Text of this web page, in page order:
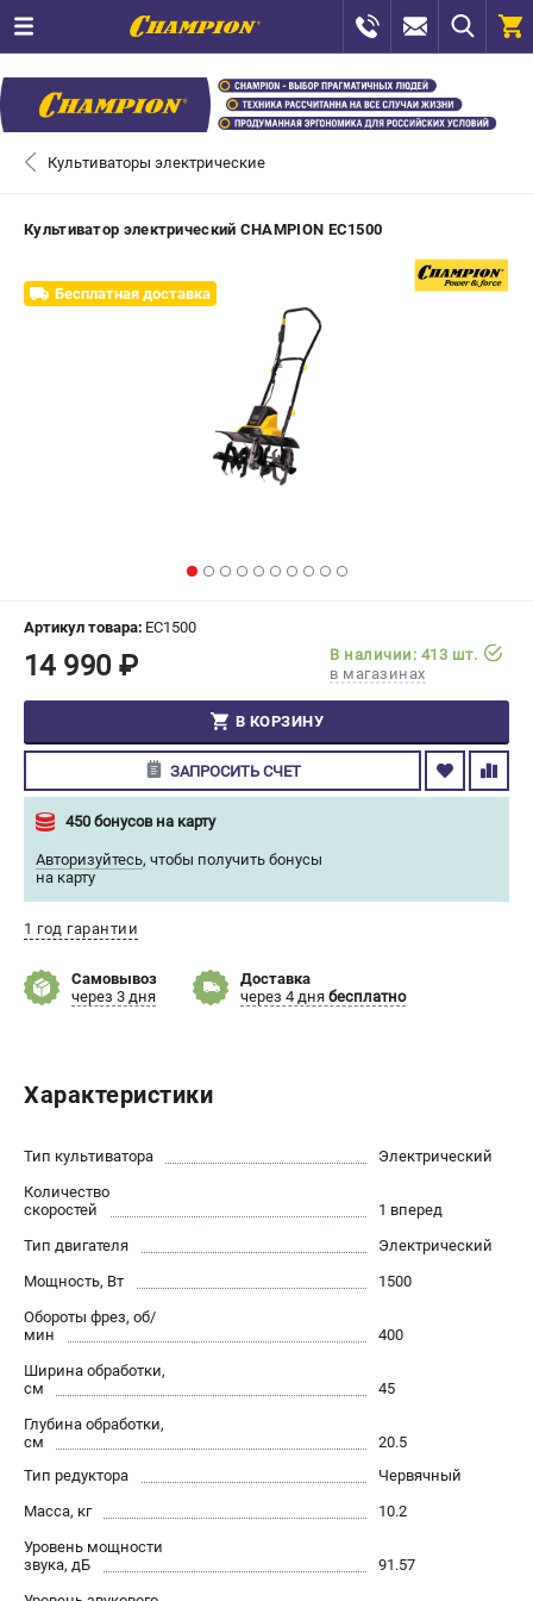
СЕРВИС
МАГАЗИНЫ
ИЗБРАННОЕ ( 0 )
0
ПОДДЕРЖКА
Сервисный центр
Гарантия Champion
Политика обработки персональных данных
ИНФОРМАЦИЯ
Новости
Способы оплаты
Аккумуляторная техника
Генераторы электричества
Двигатели
Запасные части
Мотоблоки
Мотопомпы
Принадлежности и акссесуары
Садовая техника
Сварочное оборудование
Культиваторы электрические
Культиватор электрический CHAMPION EC1500
Бесплатная доставка
Артикул товара: EC1500
14 990 ₽
В наличии: 413 шт.
в магазинах
В КОРЗИНУ
ЗАПРОСИТЬ СЧЕТ
450 бонусов на карту
Авторизуйтесь, чтобы получить бонусы
на карту
1 год гарантии
Самовывоз
через 3 дня
Доставка
через 4 дня бесплатно
Характеристики
Тип культиватора
Электрический
Количество
скоростей
1 вперед
Тип двигателя
Электрический
Мощность, Вт
1500
Обороты фрез, об/
мин
400
Ширина обработки,
см
45
Глубина обработки,
см
20.5
Тип редуктора
Червячный
Масса, кг
10.2
Уровень мощности
звука, дБ
91.57